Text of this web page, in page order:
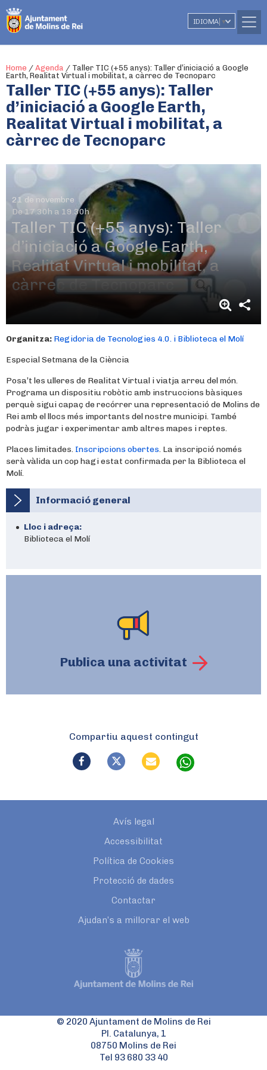
IDIOMA ▼
Home / Agenda / Taller TIC (+55 anys): Taller d’iniciació a Google
Earth, Realitat Virtual i mobilitat, a càrrec de Tecnoparc
Taller TIC (+55 anys): Taller
d’iniciació a Google Earth,
Realitat Virtual i mobilitat, a
càrrec de Tecnoparc
21 de novembre
De 17.30h a 19.30h
Taller TIC (+55 anys): Taller
d’iniciació a Google Earth,
Realitat Virtual i mobilitat, a
càrrec de Tecnoparc
Organitza: Regidoria de Tecnologies 4.0. i Biblioteca el Molí
Especial Setmana de la Ciència
Posa’t les ulleres de Realitat Virtual i viatja arreu del món.
Programa un dispositiu robòtic amb instruccions bàsiques
perquè sigui capaç de recórrer una representació de Molins de
Rei amb el llocs més importants del nostre municipi. També
podràs jugar i experimentar amb altres mapes i reptes.
Places limitades. Inscripcions obertes. La inscripció només
serà vàlida un cop hagi estat confirmada per la Biblioteca el
Molí.
Informació general
Lloc i adreça:
Biblioteca el Molí
Publica una activitat
Compartiu aquest contingut
Avís legal
Accessibilitat
Política de Cookies
Protecció de dades
Contactar
Ajudan’s a millorar el web
© 2020 Ajuntament de Molins de Rei
Pl. Catalunya, 1
08750 Molins de Rei
Tel 93 680 33 40